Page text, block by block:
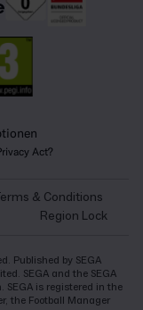
Act?
& Conditions
Region Lock
Published by SEGA
SEGA and the SEGA
SEGA is registered in the
the Football Manager